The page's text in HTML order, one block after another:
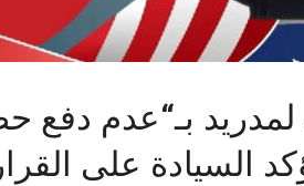
لمدريد بـ“عدم دفع
السيادة على